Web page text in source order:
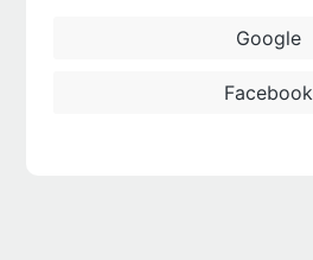
Google
Facebook